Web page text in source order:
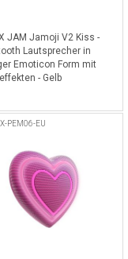
JAM Jamoji V2 Kiss -
Lautsprecher in
Emoticon Form mit
- Gelb
PEM06-EU